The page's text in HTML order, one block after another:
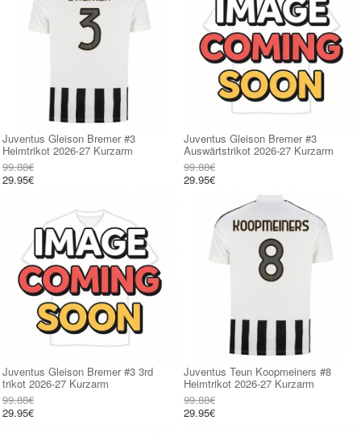
Juventus Gleison Bremer #3
Heimtrikot 2026-27 Kurzarm
99.88€
29.95€
Juventus Gleison Bremer #3
Auswärtstrikot 2026-27 Kurzarm
99.88€
29.95€
Juventus Gleison Bremer #3 3rd
trikot 2026-27 Kurzarm
99.88€
29.95€
Juventus Teun Koopmeiners #8
Heimtrikot 2026-27 Kurzarm
99.88€
29.95€